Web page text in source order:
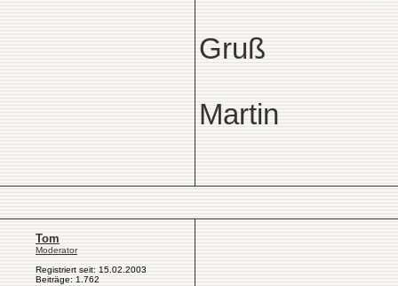
Gruß
Martin
Tom
Moderator
Registriert seit: 15.02.2003
Beiträge: 1.762